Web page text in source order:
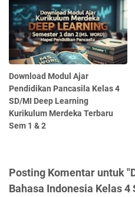
Download Modul Ajar
Pendidikan Pancasila Kelas 4
SD/MI Deep Learning
Kurikulum Merdeka Terbaru
Sem 1 & 2
Posting Komentar untuk
Bahasa Indonesia Kelas